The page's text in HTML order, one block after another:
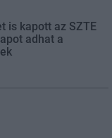
is kapott az SZTE
adhat a